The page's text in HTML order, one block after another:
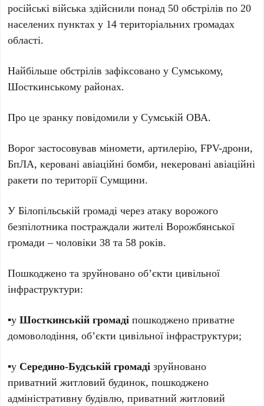
російські війська здійснили понад 50 обстрілів по 20
населених пунктах у 14 територіальних громадах
області.
Найбільше обстрілів зафіксовано у Сумському,
Шосткинському районах.
Про це зранку повідомили у Сумській ОВА.
Ворог застосовував міномети, артилерію, FPV-дрони,
БпЛА, керовані авіаційні бомби, некеровані авіаційні
ракети по території Сумщини.
У Білопільській громаді через атаку ворожого
безпілотника постраждали жителі Ворожбянської
громади – чоловіки 38 та 58 років.
Пошкоджено та зруйновано об’єкти цивільної
інфраструктури:
▪️уШосткинській громаді пошкоджено приватне
домоволодіння, об’єкти цивільної інфраструктури;
▪️у Середино-Будській громаді зруйновано
приватний житловий будинок, пошкоджено
адміністративну будівлю, приватний житловий